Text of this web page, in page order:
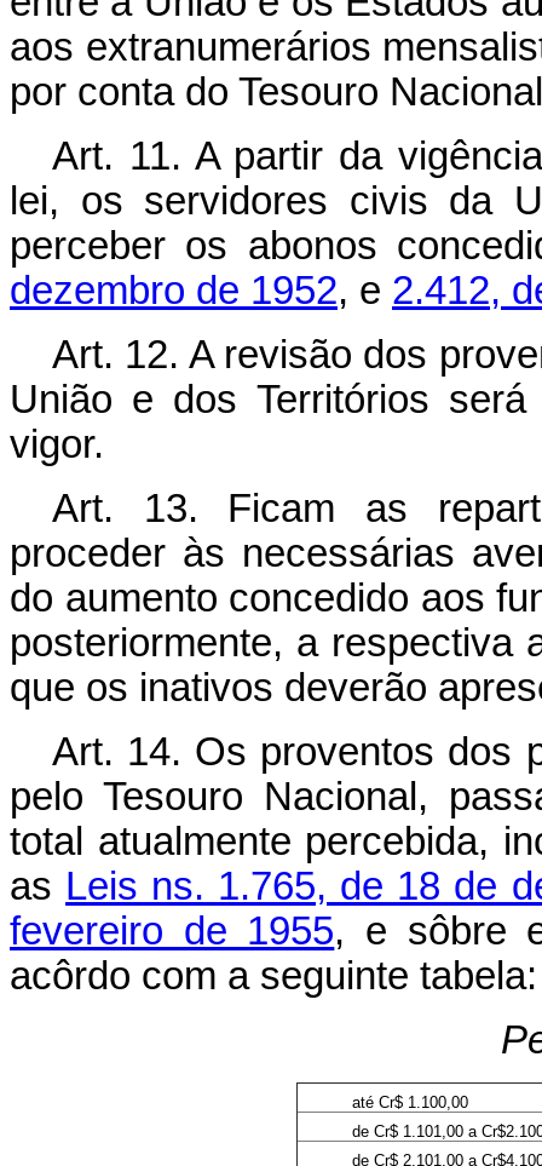
aos extranumerários
por conta do Tesouro
Art. 11. A partir da
lei, os servidores civis da
perceber os abonos
dezembro de 1952, e 2.412,
Art. 12. A revisão dos
União e dos Territórios
vigor.
Art. 13. Ficam as
proceder às necessárias
do aumento concedido aos
posteriormente, a respectiva
que os inativos deverão
Art. 14. Os proventos dos
pelo Tesouro Nacional,
total atualmente percebida,
as Leis ns. 1.765, de 18 de
fevereiro de 1955, e sôbre
acôrdo com a seguinte tabela:
até Cr$ 1.100,00
de Cr$ 1.101,00 a
de Cr$ 2.101,00 a